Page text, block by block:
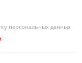
персональных данных